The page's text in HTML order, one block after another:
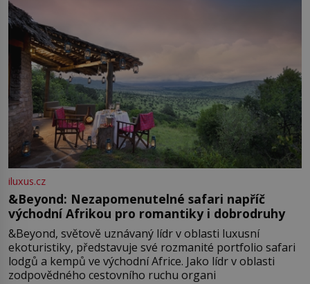
iluxus.cz
&Beyond: Nezapomenutelné safari napříč
východní Afrikou pro romantiky i dobrodruhy
&Beyond, světově uznávaný lídr v oblasti luxusní
ekoturistiky, představuje své rozmanité portfolio safari
lodgů a kempů ve východní Africe. Jako lídr v oblasti
zodpovědného cestovního ruchu organi